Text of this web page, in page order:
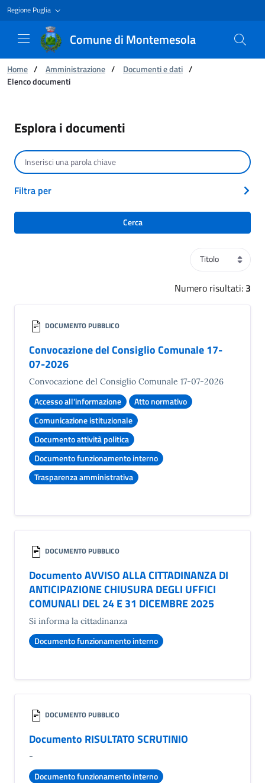
Regione Puglia
Comune di Montemesola
Ti trovi in:
Home / Amministrazione / Documenti e dati /
Elenco documenti
Esplora i documenti
Ordinamento
Numero risultati: 3
DOCUMENTO PUBBLICO
Convocazione del Consiglio Comunale 17-
07-2026
Convocazione del Consiglio Comunale 17-07-2026
Accesso all'informazione
Atto normativo
Comunicazione istituzionale
Documento attività politica
Documento funzionamento interno
Trasparenza amministrativa
DOCUMENTO PUBBLICO
Documento AVVISO ALLA CITTADINANZA DI
ANTICIPAZIONE CHIUSURA DEGLI UFFICI
COMUNALI DEL 24 E 31 DICEMBRE 2025
Si informa la cittadinanza
Documento funzionamento interno
DOCUMENTO PUBBLICO
Documento RISULTATO SCRUTINIO
-
Documento funzionamento interno
Cerca per testo
Filtra per
Cerca